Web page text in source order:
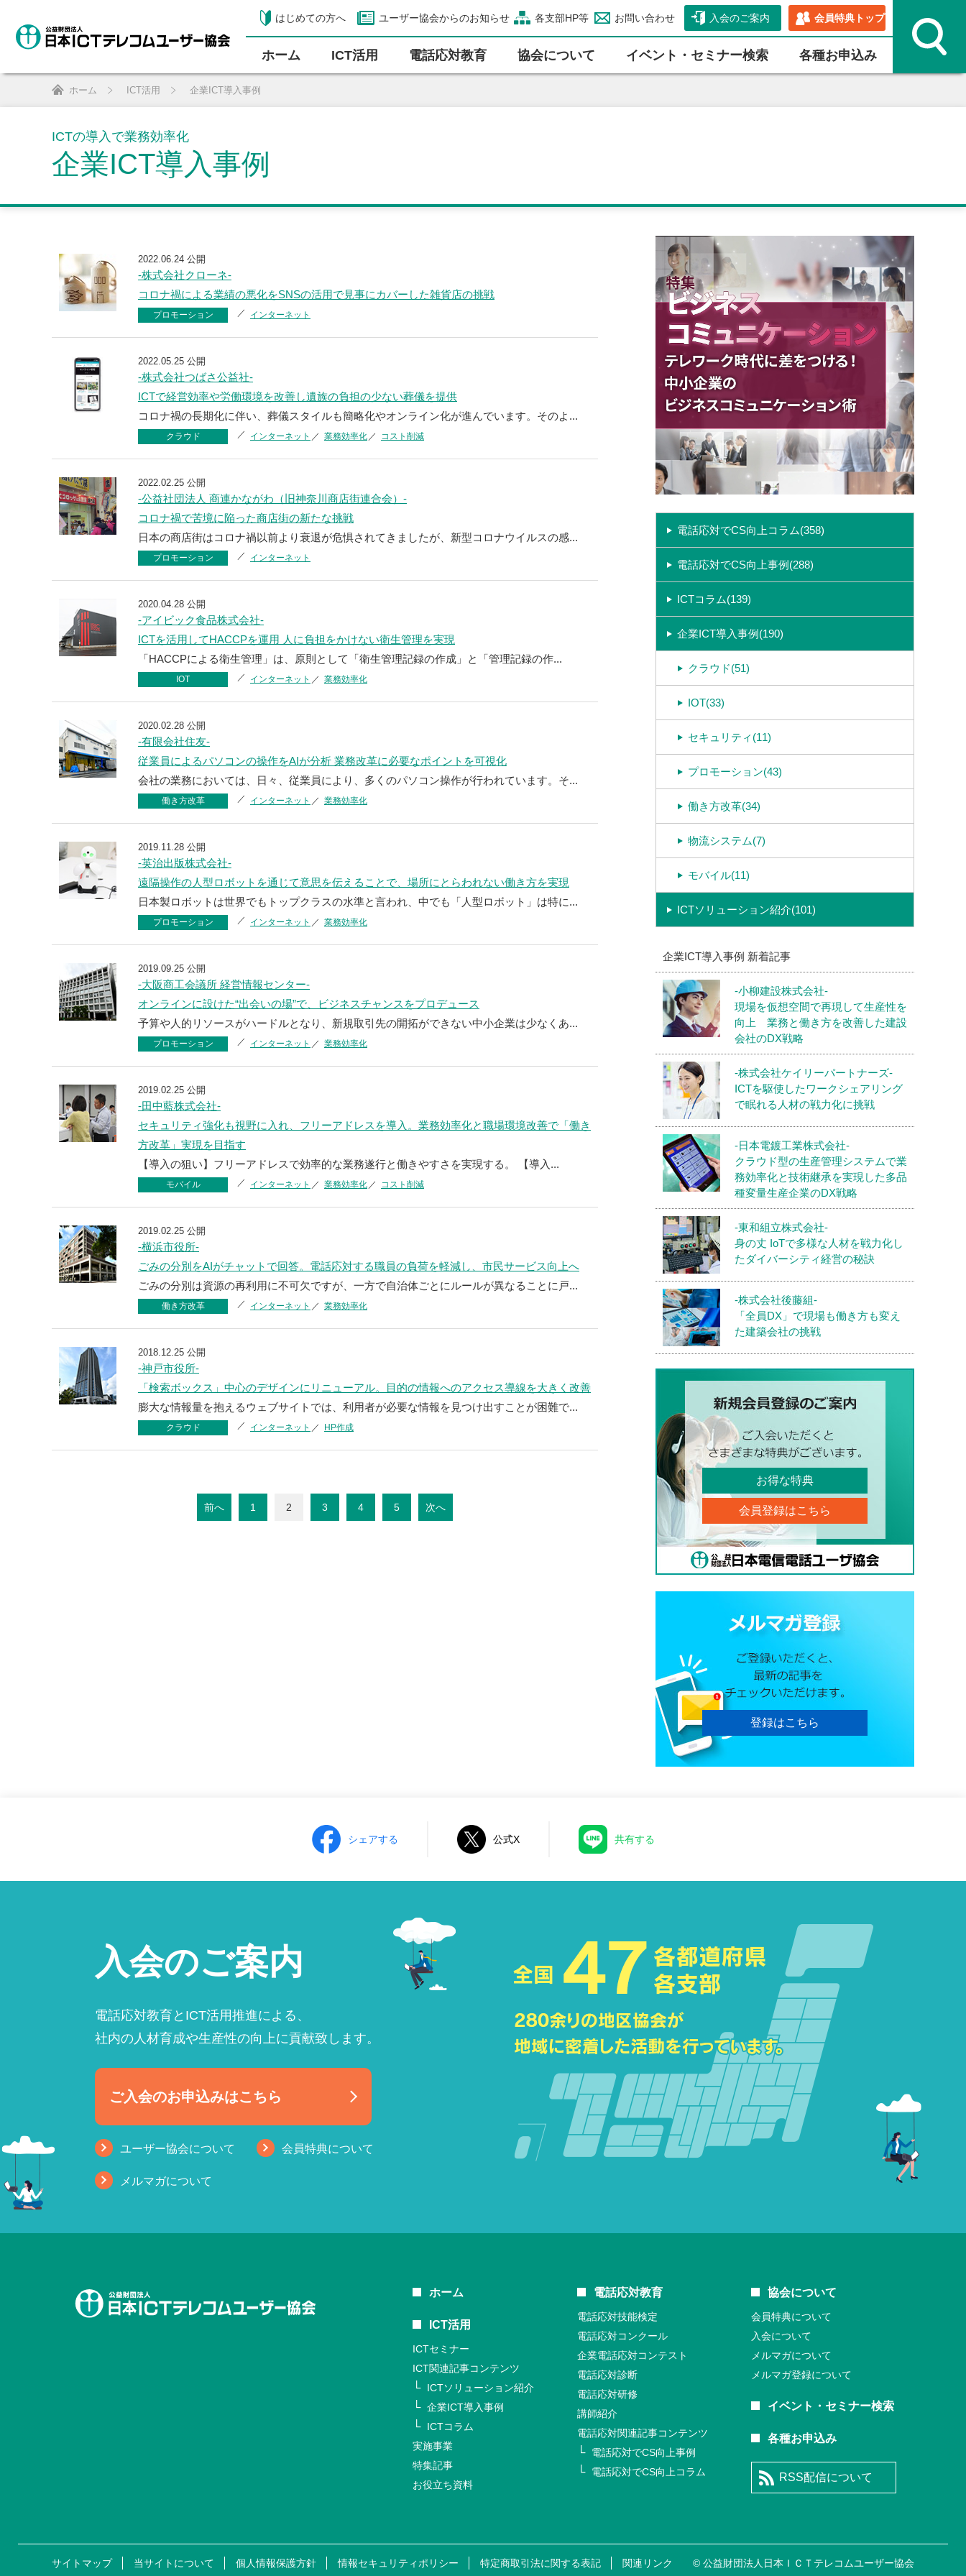
はじめての方へ ユーザー協会からのお知らせ 各支部HP等 お問い合わせ 入会のご案内 会員特典トップ
ホーム ICT活⽤ 電話応対教育 協会について イベント・セミナー検索 各種お申込み
ホーム ICT活用 企業ICT導入事例
ICTの導入で業務効率化
企業ICT導入事例
2022.06.24 公開
-株式会社クローネ-
コロナ禍による業績の悪化をSNSの活用で見事にカバーした雑貨店の挑戦
プロモーション インターネット
2022.05.25 公開
-株式会社つばさ公益社-
ICTで経営効率や労働環境を改善し遺族の負担の少ない葬儀を提供
コロナ禍の長期化に伴い、葬儀スタイルも簡略化やオンライン化が進んでいます。そのよ...
クラウド インターネット 業務効率化 コスト削減
2022.02.25 公開
-公益社団法人 商連かながわ（旧神奈川商店街連合会）-
コロナ禍で苦境に陥った商店街の新たな挑戦
日本の商店街はコロナ禍以前より衰退が危惧されてきましたが、新型コロナウイルスの感...
プロモーション インターネット
2020.04.28 公開
-アイビック食品株式会社-
ICTを活用してHACCPを運用 人に負担をかけない衛生管理を実現
「HACCPによる衛生管理」は、原則として「衛生管理記録の作成」と「管理記録の作...
IOT インターネット 業務効率化
2020.02.28 公開
-有限会社住友-
従業員によるパソコンの操作をAIが分析 業務改革に必要なポイントを可視化
会社の業務においては、日々、従業員により、多くのパソコン操作が行われています。そ...
働き方改革 インターネット 業務効率化
2019.11.28 公開
-英治出版株式会社-
遠隔操作の人型ロボットを通じて意思を伝えることで、場所にとらわれない働き方を実現
日本製ロボットは世界でもトップクラスの水準と言われ、中でも「人型ロボット」は特に...
プロモーション インターネット 業務効率化
2019.09.25 公開
-大阪商工会議所 経営情報センター-
オンラインに設けた“出会いの場”で、ビジネスチャンスをプロデュース
予算や人的リソースがハードルとなり、新規取引先の開拓ができない中小企業は少なくあ...
プロモーション インターネット 業務効率化
2019.02.25 公開
-田中藍株式会社-
セキュリティ強化も視野に入れ、フリーアドレスを導入。業務効率化と職場環境改善で「働き
方改革」実現を目指す
【導入の狙い】フリーアドレスで効率的な業務遂行と働きやすさを実現する。 【導入...
モバイル インターネット 業務効率化 コスト削減
2019.02.25 公開
-横浜市役所-
ごみの分別をAIがチャットで回答。電話応対する職員の負荷を軽減し、市民サービス向上へ
ごみの分別は資源の再利用に不可欠ですが、一方で自治体ごとにルールが異なることに戸...
働き方改革 インターネット 業務効率化
2018.12.25 公開
-神戸市役所-
「検索ボックス」中心のデザインにリニューアル。目的の情報へのアクセス導線を大きく改善
膨大な情報量を抱えるウェブサイトでは、利用者が必要な情報を見つけ出すことが困難で...
クラウド インターネット HP作成
前へ 1 2 3 4 5 次へ
電話応対でCS向上コラム(358)
電話応対でCS向上事例(288)
ICTコラム(139)
企業ICT導入事例(190)
クラウド(51)
IOT(33)
セキュリティ(11)
プロモーション(43)
働き方改革(34)
物流システム(7)
モバイル(11)
ICTソリューション紹介(101)
企業ICT導入事例 新着記事
-小柳建設株式会社-
現場を仮想空間で再現して生産性を
向上 業務と働き方を改善した建設
会社のDX戦略
-株式会社ケイリーパートナーズ-
ICTを駆使したワークシェアリング
で眠れる人材の戦力化に挑戦
-日本電鍍工業株式会社-
クラウド型の生産管理システムで業
務効率化と技術継承を実現した多品
種変量生産企業のDX戦略
-東和組立株式会社-
身の丈 IoTで多様な人材を戦力化し
たダイバーシティ経営の秘訣
-株式会社後藤組-
「全員DX」で現場も働き方も変え
た建築会社の挑戦
お得な特典
会員登録はこちら
登録はこちら
シェアする 公式X 共有する
入会のご案内
電話応対教育とICT活用推進による、
社内の人材育成や生産性の向上に貢献致します。
ご入会のお申込みはこちら
ユーザー協会について 会員特典について
メルマガについて
ホーム
ICT活用
ICTセミナー
ICT関連記事コンテンツ
ICTソリューション紹介
企業ICT導入事例
ICTコラム
実施事業
特集記事
お役立ち資料
電話応対教育
電話応対技能検定
電話応対コンクール
企業電話応対コンテスト
電話応対診断
電話応対研修
講師紹介
電話応対関連記事コンテンツ
電話応対でCS向上事例
電話応対でCS向上コラム
協会について
会員特典について
入会について
メルマガについて
メルマガ登録について
イベント・セミナー検索
各種お申込み
RSS配信について
サイトマップ 当サイトについて 個人情報保護方針 情報セキュリティポリシー 特定商取引法に関する表記 関連リンク © 公益財団法⼈日本ＩＣＴテレコムユーザー協会